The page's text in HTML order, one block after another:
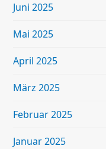
Juni 2025
Mai 2025
April 2025
März 2025
Februar 2025
Januar 2025